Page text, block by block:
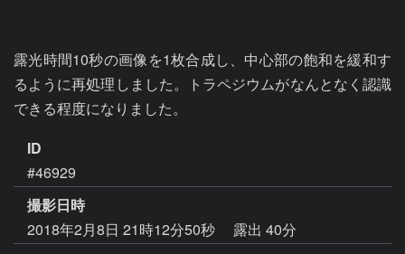
露光時間10秒の画像を1枚合成し、中心部の飽和を緩和す
るように再処理しました。トラペジウムがなんとなく認識
できる程度になりました。
ID
#46929
撮影日時
2018年2月8日 21時12分50秒
露出 40分